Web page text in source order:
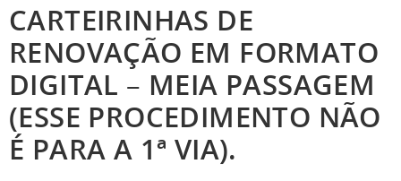
CARTEIRINHAS DE
RENOVAÇÃO EM FORMATO
DIGITAL – MEIA PASSAGEM
(ESSE PROCEDIMENTO NÃO
É PARA A 1ª VIA).